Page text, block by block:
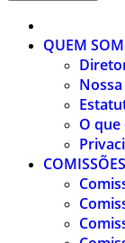
QUEM
O que